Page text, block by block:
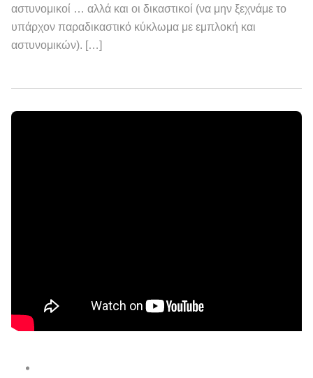
αστυνομικοί … αλλά και οι δικαστικοί (να μην ξεχνάμε το
υπάρχον παραδικαστικό κύκλωμα με εμπλοκή και
αστυνομικών). […]